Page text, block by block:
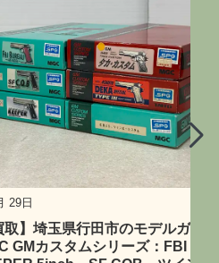
田市のモデルガン買取実
シリーズ：FBI BUREA